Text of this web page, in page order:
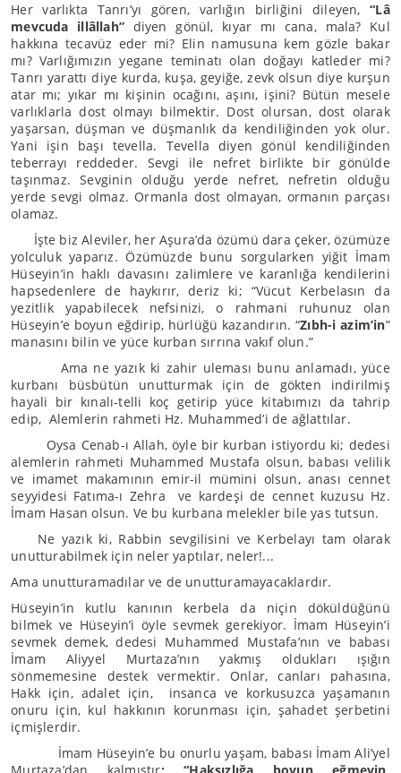
Her varlıkta Tanrı’yı gören, varlığın birliğini dileyen,“Lâ
mevcuda illâllah” diyen gönül, kıyar mı cana, mala? Kul
hakkına tecavüz eder mi? Elin namusuna kem gözle bakar
mı? Varlığımızın yegane teminatı olan doğayı katleder mi?
Tanrı yarattı diye kurda, kuşa, geyiğe, zevk olsun diye kurşun
atar mı; yıkar mı kişinin ocağını, aşını, işini? Bütün mesele
varlıklarla dost olmayı bilmektir. Dost olursan, dost olarak
yaşarsan, düşman ve düşmanlık da kendiliğinden yok olur.
Yani işin başı tevella. Tevella diyen gönül kendiliğinden
teberrayı reddeder. Sevgi ile nefret birlikte bir gönülde
taşınmaz. Sevginin olduğu yerde nefret, nefretin olduğu
yerde sevgi olmaz. Ormanla dost olmayan, ormanın parçası
olamaz.
İşte biz Aleviler, her Aşura’da özümü dara çeker, özümüze
yolculuk yaparız. Özümüzde bunu sorgularken yiğit İmam
Hüseyin’in haklı davasını zalimlere ve karanlığa kendilerini
hapsedenlere de haykırır, deriz ki; “Vücut Kerbelasın da
yezitlik yapabilecek nefsinizi, o rahmani ruhunuz olan
Hüseyin’e boyun eğdirip, hürlüğü kazandırın. “Zıbh-i azim’in”
manasını bilin ve yüce kurban sırrına vakıf olun.”
Ama ne yazık ki zahir uleması bunu anlamadı, yüce
kurbanı büsbütün unutturmak için de gökten indirilmiş
hayali bir kınalı-telli koç getirip yüce kitabımızı da tahrip
edip, Alemlerin rahmeti Hz. Muhammed’i de ağlattılar.
Oysa Cenab-ı Allah, öyle bir kurban istiyordu ki; dedesi
alemlerin rahmeti Muhammed Mustafa olsun, babası velilik
ve imamet makamının emir-il mümini olsun, anası cennet
seyyidesi Fatıma-ı Zehra ve kardeşi de cennet kuzusu Hz.
İmam Hasan olsun. Ve bu kurbana melekler bile yas tutsun.
Ne yazık ki, Rabbin sevgilisini ve Kerbelayı tam olarak
unutturabilmek için neler yaptılar, neler!...
Ama unutturamadılar ve de unutturamayacaklardır.
Hüseyin’in kutlu kanının kerbela da niçin döküldüğünü
bilmek ve Hüseyin’i öyle sevmek gerekiyor. İmam Hüseyin’i
sevmek demek, dedesi Muhammed Mustafa’nın ve babası
İmam Aliyyel Murtaza’nın yakmış oldukları ışığın
sönmemesine destek vermektir. Onlar, canları pahasına,
Hakk için, adalet için, insanca ve korkusuzca yaşamanın
onuru için, kul hakkının korunması için, şahadet şerbetini
içmişlerdir.
İmam Hüseyin’e bu onurlu yaşam, babası İmam Ali’yel